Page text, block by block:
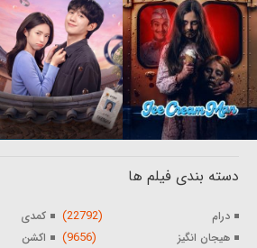
دسته بندی فیلم ها
درام (22792) کمدی
هیجان انگیز (9656) اکشن